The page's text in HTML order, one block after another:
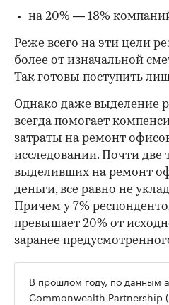
на 20% — 18%
Реже всего на эти цели
более от изначальной
Так готовы поступить
Однако даже выделение
всегда помогает
затраты на ремонт
исследовании. Почти две
выделивших на ремонт
деньги, все равно не
Причем у 7%
превышает 20% от
заранее
В прошлом году, по данным
Commonwealth Partnership